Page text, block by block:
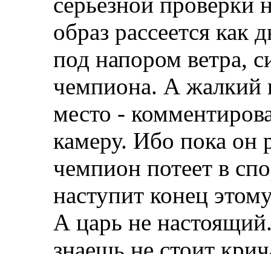
образ рассеется
под напором ветра,
чемпиона. А жалкий
место -
камеру. Ибо пока он
чемпион потеет в
наступит конец
А царь не